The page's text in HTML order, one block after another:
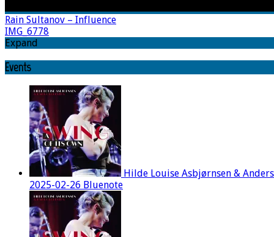
Rain Sultanov – Influence
IMG_6778
Expand
Events
Hilde Louise Asbjørnsen &
2025-02-26 Bluenote